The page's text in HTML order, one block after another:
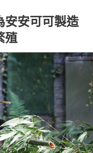
安安可可製造
殖